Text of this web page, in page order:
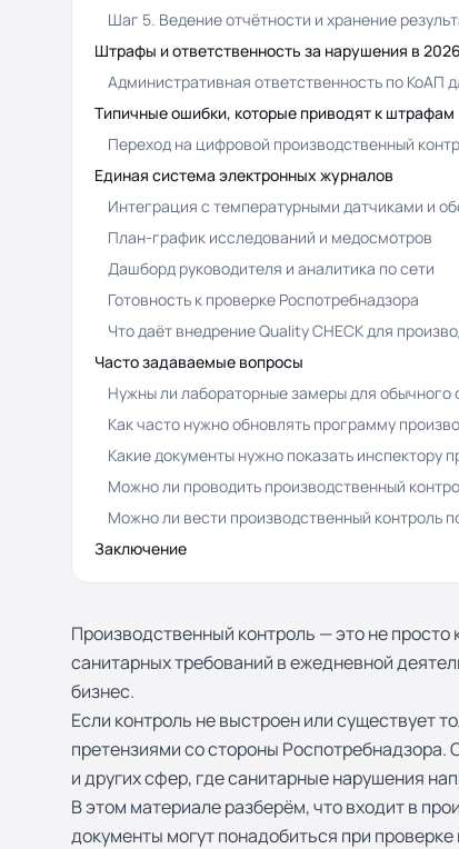
Шаг 5. Ведение отчётности и хранение
Штрафы и ответственность за нарушения в
Административная ответственность по КоАП
Типичные ошибки, которые приводят к штрафам
Переход на цифровой производственный
Единая система электронных журналов
Интеграция с температурными датчиками и
План-график исследований и медосмотров
Дашборд руководителя и аналитика по сети
Готовность к проверке Роспотребнадзора
Что даёт внедрение Quality CHECK для
Часто задаваемые вопросы
Нужны ли лабораторные замеры для обычного
Как часто нужно обновлять программу
Какие документы нужно показать инспектору
Можно ли проводить производственный
Можно ли вести производственный контроль
Заключение
Производственный контроль — это не
санитарных требований в ежедневной
бизнес.
Если контроль не выстроен или существует
претензиями со стороны
и других сфер, где санитарные нарушения
В этом материале разберём, что входит в
документы могут понадобиться при проверке